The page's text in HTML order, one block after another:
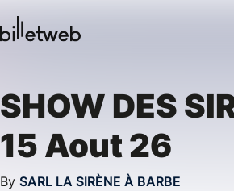
SHOW DES
15 Aout 26
By SARL LA SIRÈNE À BARBE